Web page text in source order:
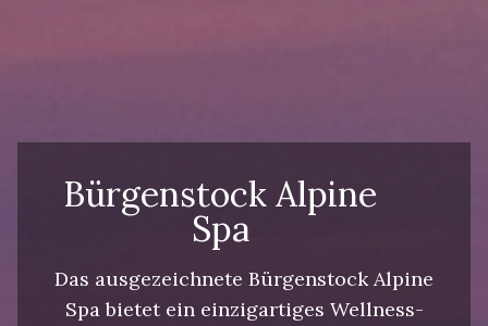
Bürgenstock Alpine
Spa
Das ausgezeichnete Bürgenstock Alpine
Spa bietet ein einzigartiges Wellness-